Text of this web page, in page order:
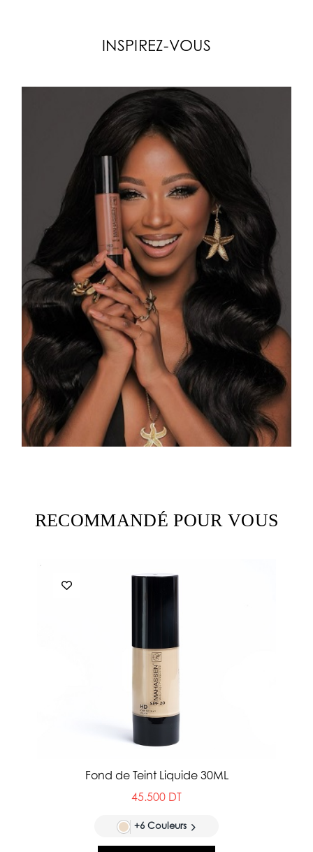
INSPIREZ-VOUS
RECOMMANDÉ POUR VOUS
Fond de Teint Liquide 30ML
45.500 DT
+6 Couleurs